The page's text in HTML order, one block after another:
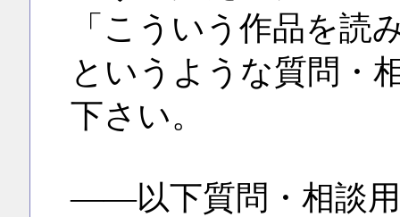
「こういう作品を読
というような質問・
下さい。
――以下質問・相談